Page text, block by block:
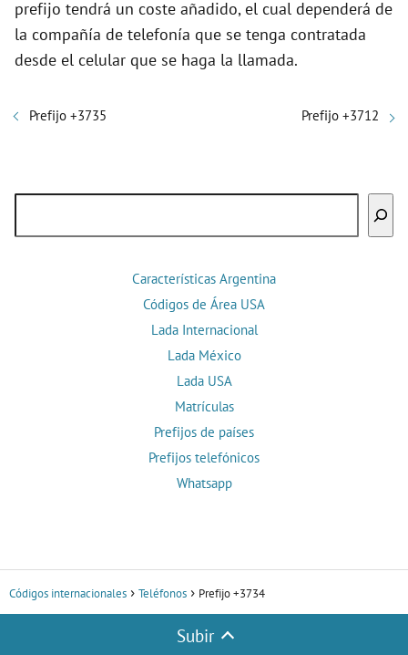
prefijo tendrá un coste añadido, el cual dependerá de
la compañía de telefonía que se tenga contratada
desde el celular que se haga la llamada.
Prefijo +3735 Prefijo +3712
Características Argentina
Códigos de Área USA
Lada Internacional
Lada México
Lada USA
Matrículas
Prefijos de países
Prefijos telefónicos
Whatsapp
Códigos internacionales Teléfonos Prefijo +3734
Subir